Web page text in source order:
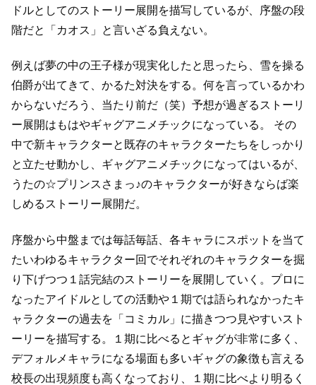
ドルとしてのストーリー展開を描写しているが、
序盤の段
階だと「カオス」と言いざる負えない。
例えば夢の中の王子様が現実化したと思ったら、雪を操る
伯爵が出てきて、かるた対決をする。 何を言っているかわ
からないだろう、当たり前だ（笑） 予想が過ぎるストーリ
ー展開はもはやギャグアニメチックになっている 。 その
中で新キャラクターと既存のキャラクターたちをしっかり
と立たせ動かし、 ギャグアニメチックになってはいるが、
うたの☆プリンスさまっ♪のキャラクターが好きならば楽
しめるストーリー展開だ。
序盤から中盤までは毎話毎話、各キャラにスポットを当て
たいわゆるキャラクター回でそれぞれのキャラクターを掘
り下げつつ１話完結のストーリーを展開していく。 プロに
なったアイドルとしての活動や１期では語られなかったキ
ャラクターの過去を 「コミカル」に描きつつ見やすいスト
ーリーを描写する。
１期に比べるとギャグが非常に多く、
デフォルメキャラになる場面も多いギャグの象徴も言える
校長の出現頻度も高くなっており、１期に比べより明るく